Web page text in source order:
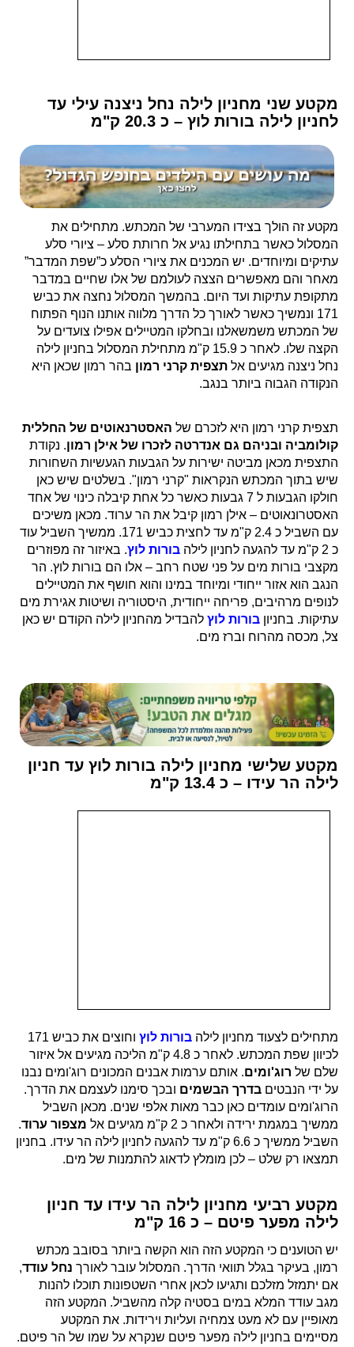
מקטע שני מחניון לילה נחל ניצנה עילי עד
לחניון לילה בורות לוץ – כ 20.3 ק"מ
מקטע זה הולך בצידו המערבי של המכתש. מתחילים את
המסלול כאשר בתחילתו נגיע אל חרותת סלע – ציורי סלע
עתיקים ומיוחדים. יש המכנים את ציורי הסלע כ”שפת המדבר”
מאחר והם מאפשרים הצצה לעולמם של אלו שחיים במדבר
מתקופת עתיקות ועד היום. בהמשך המסלול נחצה את כביש
171 ונמשיך כאשר לאורך כל הדרך מלווה אותנו הנוף הפתוח
של המכתש משמשאלנו ובחלקו המטיילים אפילו צועדים על
הקצה שלו. לאחר כ 15.9 ק"מ מתחילת המסלול בחניון לילה
נחל ניצנה מגיעים אל תצפית קרני רמון בהר רמון שכאן היא
הנקודה הגבוה ביותר בנגב.
תצפית קרני רמון היא לזכרם של האסטרנאוטים של החללית
קולומביה ובניהם גם אנדרטה לזכרו של אילן רמון. נקודת
התצפית מכאן מביטה ישירות על הגבעות הגעשיות השחורות
שיש בתוך המכתש הנקראות "קרני רמון". בשלטים שיש כאן
חולקו הגבעות ל 7 גבעות כאשר כל אחת קיבלה כינוי של אחד
האסטרונאוטים – אילן רמון קיבל את הר ערוד. מכאן משיכים
עם השביל כ 2.4 ק"מ עד לחצית כביש 171. ממשיך השביל עוד
כ 2 ק"מ עד להגעה לחניון לילה
בורות לוץ. באיזור זה מפוזרים
מקצבי בורות מים על פני שטח רחב – אלו הם בורות לוץ. הר
הנגב הוא אזור ייחודי ומיוחד במינו והוא חושף את המטיילים
לנופים מרהיבים, פריחה ייחודית, היסטוריה ושיטות אגירת מים
עתיקות. בחניון בורות לוץ להבדיל מהחניון לילה הקודם יש כאן
צל, מכסה מהרוח וברז מים.
מקטע שלישי מחניון לילה בורות לוץ עד חניון
לילה הר עידו – כ 13.4 ק"מ
מתחילים לצעוד מחניון לילה בורות לוץ
וחוצים את כביש 171
לכיוון שפת המכתש. לאחר כ 4.8 ק"מ הליכה מגיעים אל איזור
שלם של רוג'ומים. אותם ערמות אבנים המכונים רוג'ומים נבנו
על ידי הנבטים בדרך הבשמים ובכך סימנו לעצמם את הדרך.
הרוג'ומים עומדים כאן כבר מאות אלפי שנים. מכאן השביל
ממשיך במגמת ירידה ולאחר כ 2 ק"מ מגיעים אל
מצפור ערוד.
השביל ממשיך כ 6.6 ק"מ עד להגעה לחניון לילה הר עידו. בחניון
תמצאו רק שלט – לכן מומלץ לדאוג להתמנות של מים.
מקטע רביעי מחניון לילה הר עידו עד חניון
לילה מפער פיטם – כ 16 ק"מ
יש הטוענים כי המקטע הזה הוא הקשה ביותר בסובב מכתש
רמון, בעיקר בגלל תוואי הדרך. המסלול עובר לאורך נחל עודד,
אם יתמזל מזלכם ותגיעו לכאן אחרי השטפונות תוכלו להנות
מגב עודד המלא במים בסטיה קלה מהשביל. המקטע הזה
מאופיין עם לא מעט צמחיה ועליות וירידות. את המקטע
מסיימים בחניון לילה מפער פיטם שנקרא על שמו של הר פיטם.